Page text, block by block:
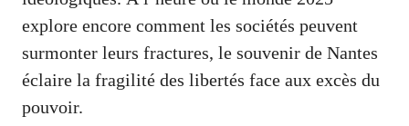
explore encore comment les sociétés peuvent
surmonter leurs fractures, le souvenir de Nantes
éclaire la fragilité des libertés face aux excès du
pouvoir.